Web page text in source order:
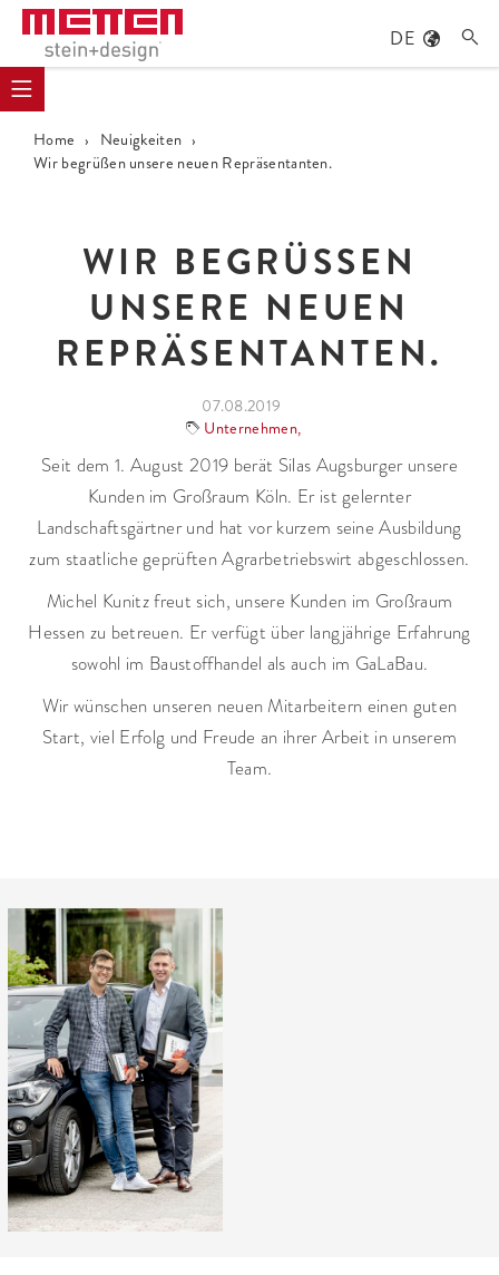
DE 
Home › Neuigkeiten ›
Wir begrüßen unsere neuen Repräsentanten.
WIR BEGRÜSSEN U
NSERE NEUEN R
EPRÄSENTANTEN.
07.08.2019
Unternehmen,
Seit dem 1. August 2019 berät Silas Augsburger unsere
Kunden im Großraum Köln. Er ist gelernter
Landschaftsgärtner und hat vor kurzem seine Ausbildung
zum staatliche geprüften Agrarbetriebswirt abgeschlossen.
Michel Kunitz freut sich, unsere Kunden im Großraum
Hessen zu betreuen. Er verfügt über langjährige Erfahrung
sowohl im Baustoffhandel als auch im GaLaBau.
Wir wünschen unseren neuen Mitarbeitern einen guten
Start, viel Erfolg und Freude an ihrer Arbeit in unserem
Team.
